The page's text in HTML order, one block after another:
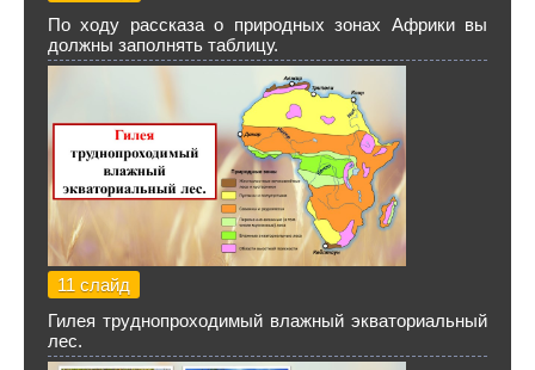
По ходу рассказа о природных зонах Африки вы
должны заполнять таблицу.
11 слайд
Гилея труднопроходимый влажный экваториальный
лес.